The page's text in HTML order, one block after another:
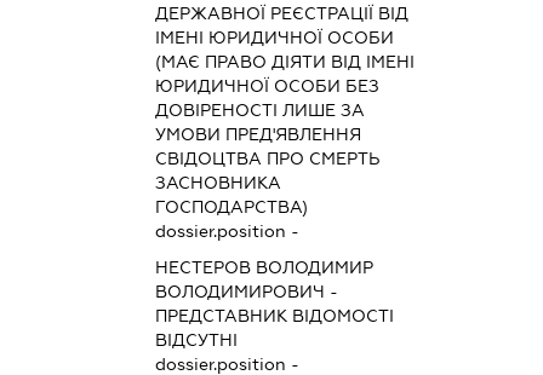
ДЕРЖАВНОЇ РЕЄСТРАЦІЇ ВІД
ІМЕНІ ЮРИДИЧНОЇ ОСОБИ
(МАЄ ПРАВО ДІЯТИ ВІД ІМЕНІ
ЮРИДИЧНОЇ ОСОБИ БЕЗ
ДОВІРЕНОСТІ ЛИШЕ ЗА
УМОВИ ПРЕД'ЯВЛЕННЯ
СВІДОЦТВА ПРО СМЕРТЬ
ЗАСНОВНИКА
ГОСПОДАРСТВА)
dossier.position -
НЕСТЕРОВ ВОЛОДИМИР
ВОЛОДИМИРОВИЧ -
ПРЕДСТАВНИК ВІДОМОСТІ
ВІДСУТНІ
dossier.position -